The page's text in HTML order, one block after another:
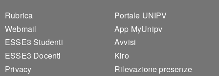
Footer 1
Rubrica
Webmail
ESSE3 Studenti
ESSE3 Docenti
Privacy
Footer 2
Portale UNIPV
App MyUnipv
Avvisi
Kiro
Rilevazione presenze